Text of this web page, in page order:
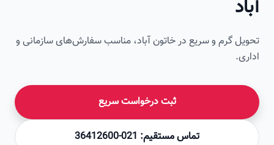
گرم و سریع در خاتون آباد، مناسب سفارش‌های سازمانی و
ثبت درخواست سریع
تماس مستقیم: 021-36412600